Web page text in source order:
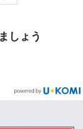
しょう